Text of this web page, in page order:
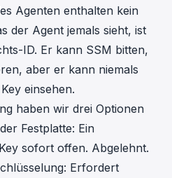
Agenten enthalten kein
der Agent jemals sieht, ist
ID. Er kann SSM bitten,
aber er kann niemals
einsehen.
haben wir drei Optionen
Festplatte: Ein
sofort offen. Abgelehnt.
Erfordert